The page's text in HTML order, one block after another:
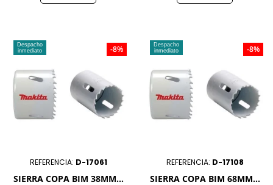
Despacho
inmediato
REFERENCIA: D-17061
SIERRA COPA BIM 38MM...
-8%
Despacho
inmediato
REFERENCIA: D-17108
SIERRA COPA BIM 68MM...
-8%